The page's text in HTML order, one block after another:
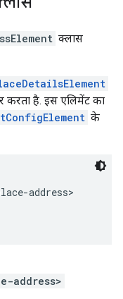
क्लास
करता है. इस एलिमेंट का
के
address>
address>